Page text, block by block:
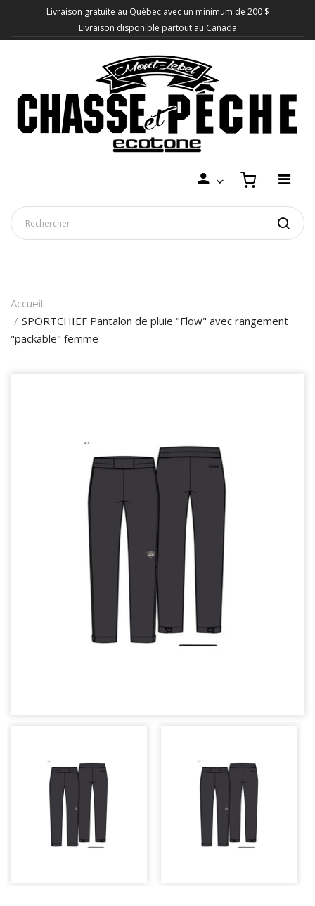
Livraison gratuite au Québec avec un minimum de 200 $
Livraison disponible partout au Canada
Accueil
SPORTCHIEF Pantalon de pluie "Flow" avec rangement
"packable" femme